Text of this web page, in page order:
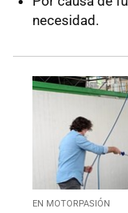
necesidad.
EN MOTORPASIÓN